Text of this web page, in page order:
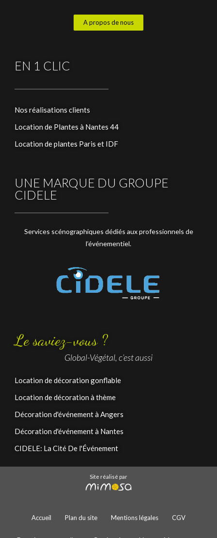
A propos de nous
EN 1 CLIC
Nos réalisations clients
Location de Plantes à Nantes 44
Location de plantes Paris et IDF
UNE MARQUE DU GROUPE
CIDELE
Services scénographiques dédiés aux professionnels de
l’événementiel.
Le saviez-vous ?
Global-Végétal, c’est aussi
Location de décoration gonflable
Location de décoration à thème
Décoration d'événement à Angers
Décoration d'événement à Nantes
CIDELE: La Cité De l'Événement
Site réalisé par
Accueil Plan du site Mentions légales CGV